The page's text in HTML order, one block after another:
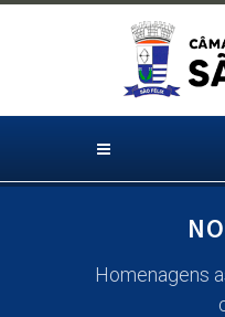
Homenagens